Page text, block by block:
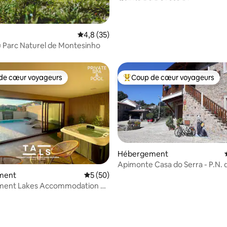
Évaluation moyenne sur la base de 35
4,8 (35)
Parc Naturel de Montesinho
la base de 86 commentaires : 4,93 sur 5
cœur voyageurs les plus appréciés
cœur voyageurs
Évaluation moyenne sur la base de 50
5 (50)
Lakes Accommodation of
Coups de cœur voyageurs les
Coup de cœur voyageurs
Hébergement
Apimonte Casa do Serra - P.N.